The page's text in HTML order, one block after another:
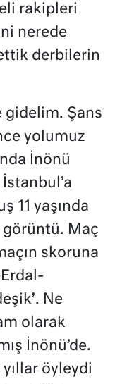
rakipleri
nerede
derbilerin
gidelim. Şans
yolumuz
İnönü
11 yaşında
görüntü. Maç
skoruna
Ne
olarak
İnönü’de.
öyleydi